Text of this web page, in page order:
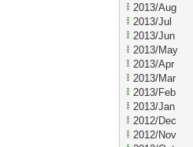
2013/Aug
2013/Jul
2013/Jun
2013/May
2013/Apr
2013/Mar
2013/Feb
2013/Jan
2012/Dec
2012/Nov